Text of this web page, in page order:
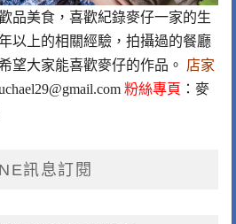
品美食，喜歡紀錄麥仔一家的生
以上的相關經驗，拍攝過的餐廳
望大家能喜歡麥仔的作品。 店家
粉絲專頁 ： 麥
訊息訂閱